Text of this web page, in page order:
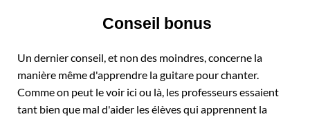
Conseil bonus
Un dernier conseil, et non des moindres, concerne la
manière même d'apprendre la guitare pour chanter.
Comme on peut le voir ici ou là, les professeurs essaient
tant bien que mal d'aider les élèves qui apprennent la